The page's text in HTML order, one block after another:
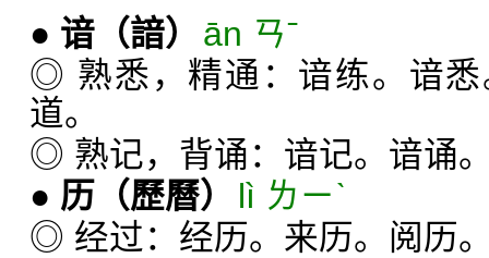
● 谙 （諳）
ān ㄢˉ
◎ 熟悉，精通：谙练。谙
道。
◎ 熟记，背诵：谙记。谙诵
● 历 （歷曆）
lì ㄌㄧˋ
◎ 经过：经历。来历。阅历